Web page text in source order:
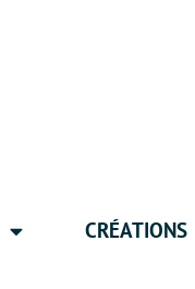
CRÉATIONS